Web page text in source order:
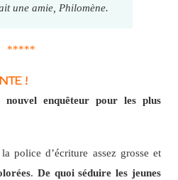
une amie, Philomène.
*****
!
nouvel enquêteur pour les plus
police d’écriture assez grosse et
. De quoi séduire les jeunes